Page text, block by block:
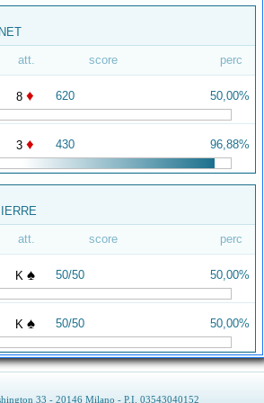
att. score perc
8 ♦ 620 50,00%
3 ♦ 430 96,88%
att. score perc
K ♠ 50/50 50,00%
K ♠ 50/50 50,00%
33 - 20146 Milano - P.I. 03543040152